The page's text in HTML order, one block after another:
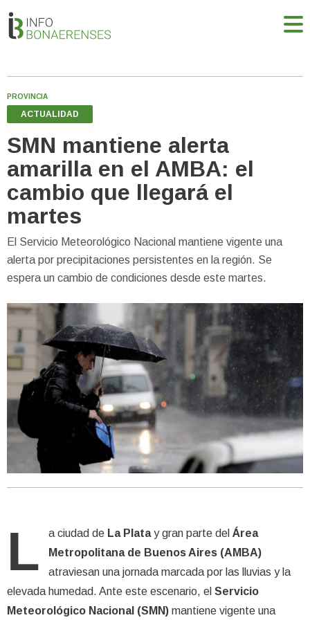
PROVINCIA
ACTUALIDAD
SMN mantiene alerta
amarilla en el AMBA: el
cambio que llegará el
martes
El Servicio Meteorológico Nacional mantiene vigente una
alerta por precipitaciones persistentes en la región. Se
espera un cambio de condiciones desde este martes.
L a ciudad de La Platay gran parte del Área
Metropolitana de Buenos Aires (AMBA)
atraviesan una jornada marcada por las lluvias y la
elevada humedad. Ante este escenario, el Servicio
Meteorológico Nacional (SMN) mantiene vigente una